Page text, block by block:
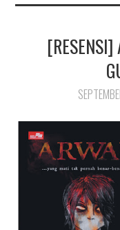
[RESENSI]